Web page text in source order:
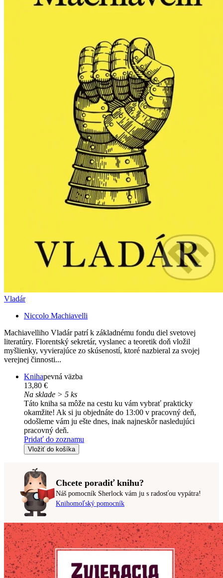
Vladár
Niccolo Machiavelli
Machiavelliho Vladár patrí k základnému fondu diel svetovej
literatúry. Florentský sekretár, vyslanec a teoretik doň vložil
myšlienky, vyvierajúce zo skúseností, ktoré nazbieral za svojej
verejnej činnosti...
Knihapevná väzba
13,80 €
Na sklade > 5 ks
Táto kniha sa môže na cestu ku vám vybrať prakticky
okamžite! Ak si ju objednáte do 13:00 v pracovný deň,
odošleme vám ju ešte dnes, inak najneskôr nasledujúci
pracovný deň.
Pridať do zoznamu
Vložiť do košíka
Chcete poradiť knihu?
Náš pomocník Sherlock vám ju s radosťou vypátra!
Knihomoľský pomocník